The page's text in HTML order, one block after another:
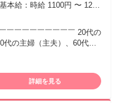
本給：時給 1100円 〜 1200
￣￣￣￣￣￣￣￣￣ 20代の
代の主婦（主夫）、60代・
養内勤務を希望の方 「接
業が好き」という方 学
詳細を見る